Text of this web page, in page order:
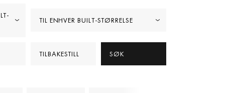
TIL ENHVER BUILT-STØRRELSE
TILBAKESTILL SØK